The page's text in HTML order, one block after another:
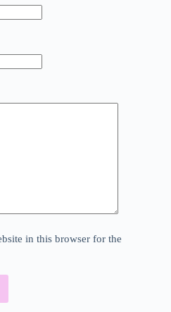
in this browser for the